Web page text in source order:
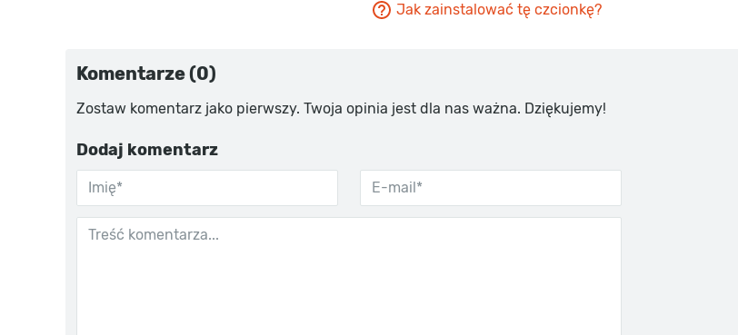
Jak zainstalować tę czcionkę?
Komentarze (0)
Zostaw komentarz jako pierwszy. Twoja opinia jest dla nas ważna. Dziękujemy!
Dodaj komentarz